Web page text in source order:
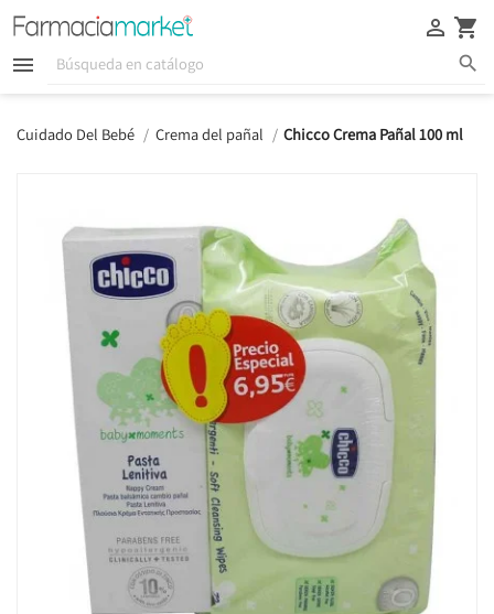
  
 
Cuidado Del Bebé Crema del pañal Chicco Crema Pañal 100 ml